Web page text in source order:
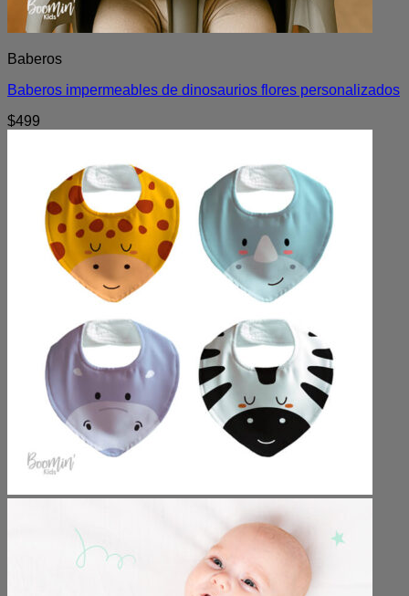
Baberos
Baberos impermeables de dinosaurios flores personalizados
$499